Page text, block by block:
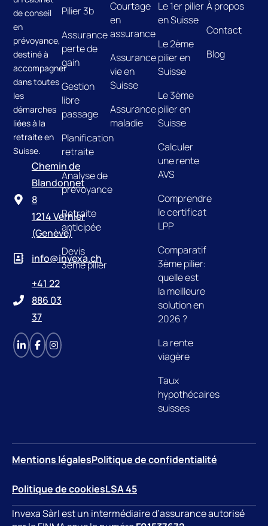
de conseil
en
prévoyance,
destiné à
accompagner
dans toutes
les
démarches
liées à la
retraite en
Suisse.
Chemin de
Blandonnet
8
1214 Vernier
(Genève)
info@invexa.ch
+41 22
886 03
37
Pilier 3b
Assurance
perte de
gain
Gestion
libre
passage
Planification
retraite
Analyse de
prévoyance
Retraite
anticipée
Devis
3ème pilier
Courtage
en
assurance
Assurance
vie en
Suisse
Assurance
maladie
Le 1er pilier
en Suisse
Le 2ème
pilier en
Suisse
Le 3ème
pilier en
Suisse
Calculer
une rente
AVS
Comprendre
le certificat
LPP
Comparatif
3ème pilier:
quelle est
la meilleure
solution en
2026 ?
La rente
viagère
Taux
hypothécaires
suisses
À propos
Contact
Blog
Mentions légalesPolitique de confidentialité
Politique de cookiesLSA 45
Invexa Sàrl est un intermédiaire d’assurance autorisé